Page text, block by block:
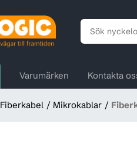
Varumärken Kontakta
Fiberkabel Mikrokablar